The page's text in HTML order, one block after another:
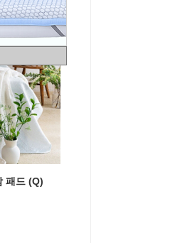
패드 (Q)